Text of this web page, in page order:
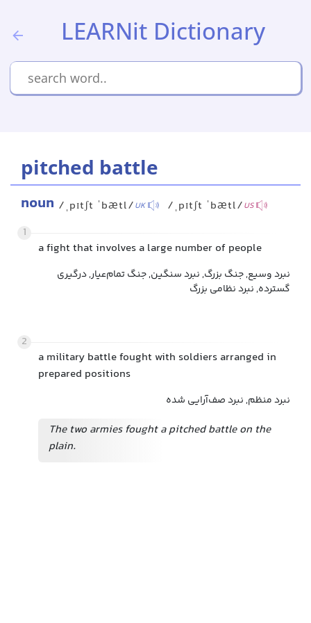
LEARNit Dictionary
pitched battle
noun /ˌpɪtʃt ˈbætl/UK /ˌpɪtʃt ˈbætl/US
1
a fight that involves a large number of people
نبرد وسیع, جنگ بزرگ, نبرد سنگین, جنگ تمام‌عیار, درگیری
گسترده, نبرد نظامی بزرگ
2
a military battle fought with soldiers arranged in
prepared positions
نبرد منظم, نبرد صف‌آرایی شده
The two armies fought a pitched battle on the
plain.